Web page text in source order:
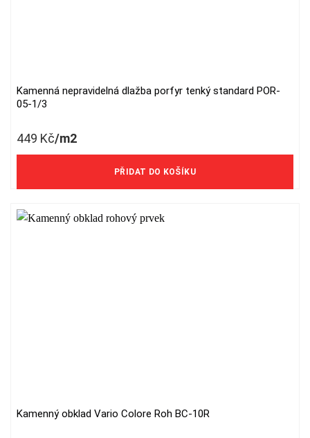
Kamenná nepravidelná dlažba porfyr tenký standard POR-
05-1/3
449 Kč/m2
PŘIDAT DO KOŠÍKU
Kamenný obklad Vario Colore Roh BC-10R